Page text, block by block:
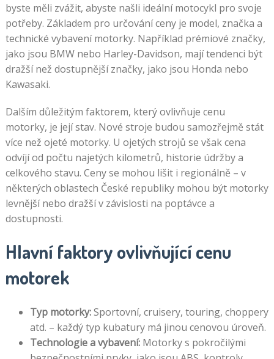
byste měli zvážit, abyste našli ideální motocykl pro svoje
potřeby. Základem pro určování ceny je model, značka a
technické vybavení motorky. Například prémiové značky,
jako jsou BMW nebo Harley-Davidson, mají tendenci být
dražší než dostupnější značky, jako jsou Honda nebo
Kawasaki.
Dalším důležitým faktorem, který ovlivňuje cenu
motorky, je její stav. Nové stroje budou samozřejmě stát
více než ojeté motorky. U ojetých strojů se však cena
odvíjí od počtu najetých kilometrů, historie údržby a
celkového stavu. Ceny se mohou lišit i regionálně – v
některých oblastech České republiky mohou být motorky
levnější nebo dražší v závislosti na poptávce a
dostupnosti.
Hlavní faktory ovlivňující cenu
motorek
Typ motorky:Sportovní, cruisery, touring, choppery
atd. – každý typ kubatury má jinou cenovou úroveň.
Technologie a vybavení:Motorky s pokročilými